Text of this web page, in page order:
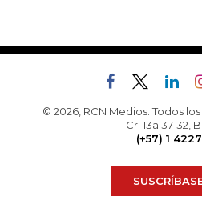
© 2026, RCN Medios. Todos
Cr. 13a 37-32,
(+57) 1